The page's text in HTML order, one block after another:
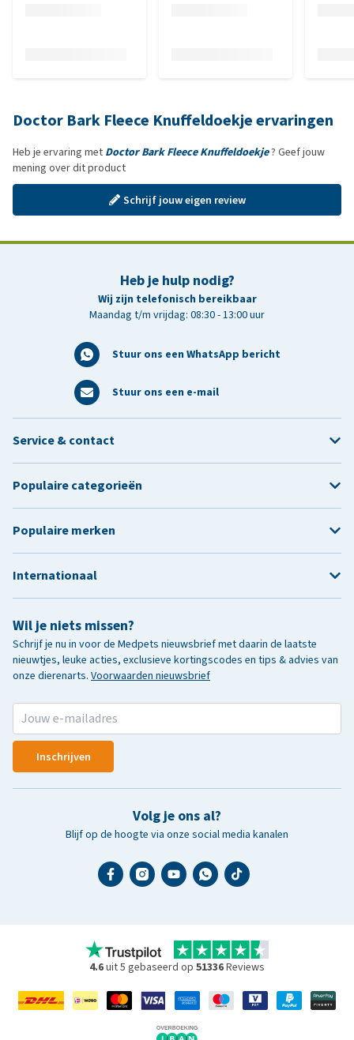
Doctor Bark Fleece Knuffeldoekje ervaringen
Heb je ervaring met Doctor Bark Fleece Knuffeldoekje? Geef jouw
mening over dit product
Schrijf jouw eigen review
Heb je hulp nodig?
Wij zijn telefonisch bereikbaar
Maandag t/m vrijdag: 08:30 - 13:00 uur
Stuur ons een WhatsApp bericht
Stuur ons een e-mail
Wil je niets missen?
Schrijf je nu in voor de Medpets nieuwsbrief met daarin de laatste
nieuwtjes, leuke acties, exclusieve kortingscodes en tips & advies van
onze dierenarts. Voorwaarden nieuwsbrief
Inschrijven
Volg je ons al?
Blijf op de hoogte via onze social media kanalen
Service & contact
Populaire categorieën
Populaire merken
Internationaal
4.6uit 5 gebaseerd op 51336Reviews